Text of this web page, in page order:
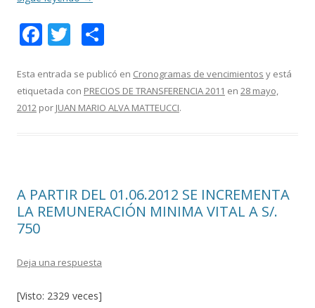
F
e
b
T
itt
er
m
p
Esta entrada se publicó en Cronogramas de vencimientos y está
etiquetada con PRECIOS DE TRANSFERENCIA 2011 en 28 mayo,
2012 por JUAN MARIO ALVA MATTEUCCI.
A PARTIR DEL 01.06.2012 SE INCREMENTA
LA REMUNERACIÓN MINIMA VITAL A S/.
750
Deja una respuesta
[Visto: 2329 veces]